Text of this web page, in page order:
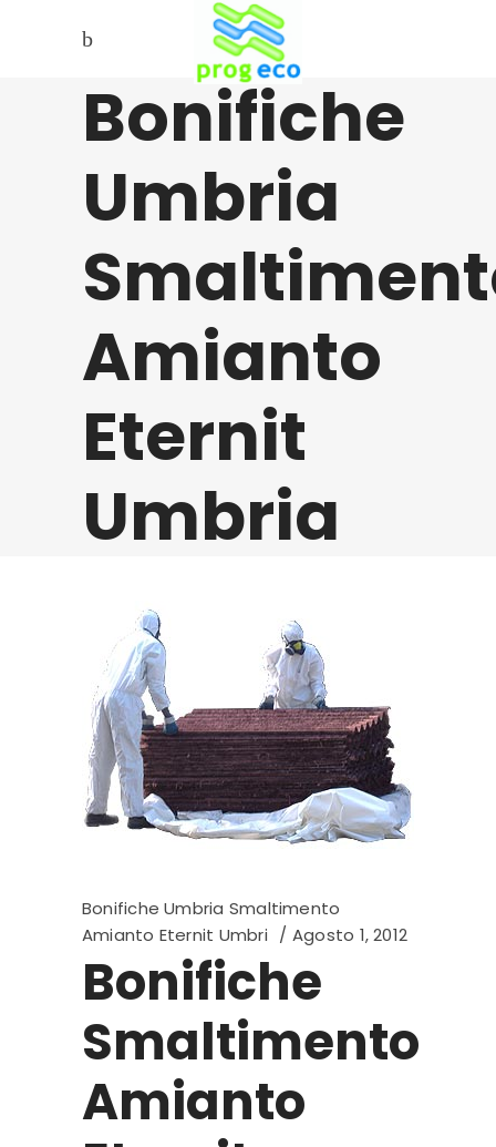
Bonifiche
Umbria
Amianto
Eternit
Umbria
Bonifiche Umbria Smaltimento
Amianto Eternit Umbri
Agosto 1, 2012
Bonifiche
Smaltimento
Amianto